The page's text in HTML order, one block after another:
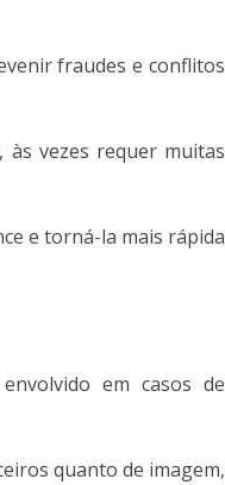
fraudes e conflitos
às vezes requer muitas
e torná-la mais rápida
em casos de
quanto de imagem,